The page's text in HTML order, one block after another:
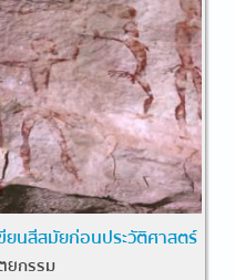
นสีสมัยก่อนประวัติศาสตร์
ยกรรม